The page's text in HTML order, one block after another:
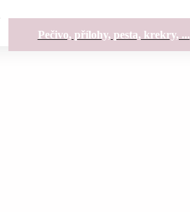
Pečivo, přílohy, pesta, krekry, ...